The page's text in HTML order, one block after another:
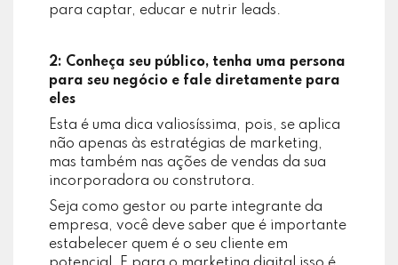
para captar, educar e nutrir leads.
2: Conheça seu público, tenha uma persona
para seu negócio e fale diretamente para
eles
Esta é uma dica valiosíssima, pois, se aplica
não apenas às estratégias de marketing,
mas também nas ações de vendas da sua
incorporadora ou construtora.
Seja como gestor ou parte integrante da
empresa, você deve saber que é importante
estabelecer quem é o seu cliente em